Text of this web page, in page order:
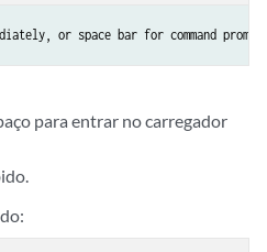
para entrar no carregador